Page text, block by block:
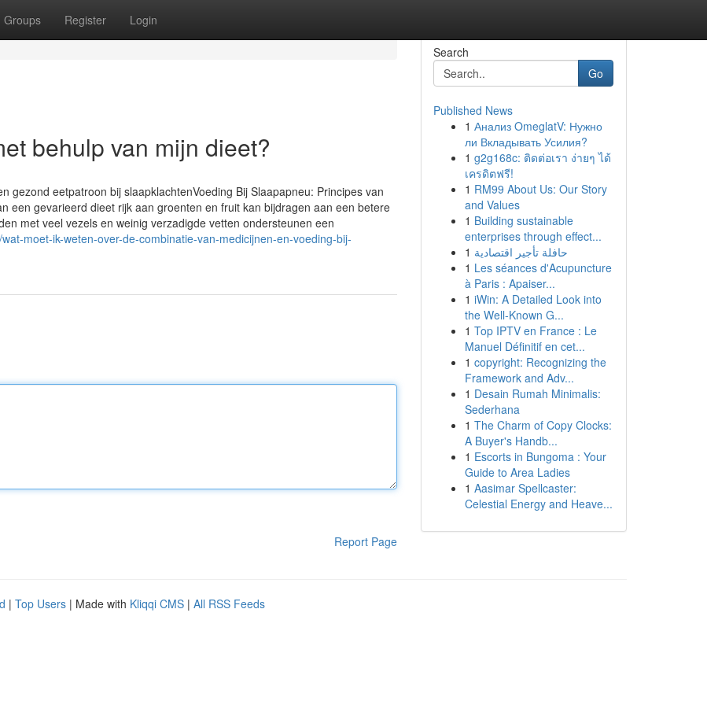
Groups Register Login
behulp van mijn dieet?
gezond eetpatroon bij slaapklachtenVoeding Bij Slaapapneu: Principes van
een gevarieerd dieet rijk aan groenten en fruit kan bijdragen aan een betere
met veel vezels en weinig verzadigde vetten ondersteunen een
moet-ik-weten-over-de-combinatie-van-medicijnen-en-voeding-bij-
Report Page
Search
Go
Published News
1 Анализ OmeglatV: Нужно
ли Вкладывать Усилия?
1 g2g168c: ติดต่อเรา ง่ายๆ ได้
เครดิตฟรี!
1 RM99 About Us: Our Story
and Values
1 Building sustainable
enterprises through effect...
1 حافلة تأجير اقتصادية
1 Les séances d'Acupuncture
à Paris : Apaiser...
1 iWin: A Detailed Look into
the Well-Known G...
1 Top IPTV en France : Le
Manuel Définitif en cet...
1 copyright: Recognizing the
Framework and Adv...
1 Desain Rumah Minimalis:
Sederhana
1 The Charm of Copy Clocks:
A Buyer's Handb...
1 Escorts in Bungoma : Your
Guide to Area Ladies
1 Aasimar Spellcaster:
Celestial Energy and Heave...
| Top Users | Made with Kliqqi CMS | All RSS Feeds